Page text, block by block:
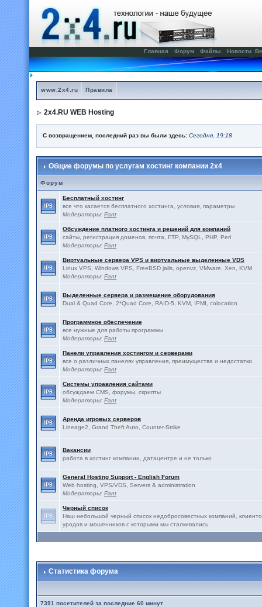
Главная Форум Файлы Новости
www.2x4.ru Правила
2x4.RU WEB Hosting
С возвращением, последний раз вы были здесь: Сегодня, 19:18
Общие форумы по услугам хостинг компании 2x4
Форум
Бесплатный хостинг
все что касается бесплатного хостинга, условия, параметры
Модераторы: Fant
Обсуждение платного хостинга и решений для компаний
сайты, регистрация доменов, почта, FTP, MySQL, PHP, Perl
Модераторы: Fant
Виртуальные сервера VPS и виртуальные выделенные VDS
Linux VPS, Windows VPS, FreeBSD jails, openvz, VMware, Xen, KVM
Модераторы: Fant
Выделенные сервера и размещение оборудования
Dual & Quad Core, 2*Quad Core, RAID-5, KVM, IPMI, colocation
Программное обеспечение
все нужные для работы программы
Модераторы: Fant
Панели управления хостингом и серверами
все о различных панелях управления, преимущества и недостатки
Модераторы: Fant
Системы управления сайтами
обсуждаем CMS, форумы, скрипты
Модераторы: Fant
Аренда игровых серверов
Lineage2, Grand Theft Auto, Counter-Strike
Вакансии
работа в хостинг компании, датацентре и не только
General Hosting Support - English Forum
Web hosting, VPS/VDS, Servers & administration
Модераторы: Fant
Черный список
Наш небольшой черный список недобросовестных компаний,
уродов и мошенников с которыми мы сталкивались.
Статистика форума
7391 посетителей за последние 60 минут